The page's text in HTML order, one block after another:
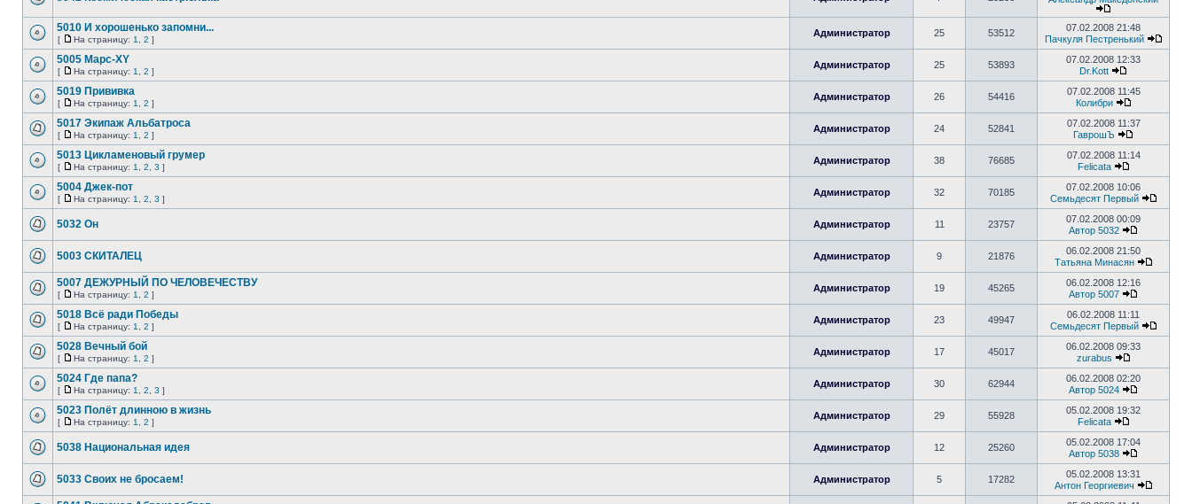
5010 И хорошенько запомни...
[ На страницу: 1 2 ]
Администратор 25 53512
07.02.2008 21:48
Пачкуля Пестренький
5005 Марс-XY
[ На страницу: 1 2 ]
Администратор 25 53893
07.02.2008 12:33
Dr.Kott
5019 Прививка
[ На страницу: 1 2 ]
Администратор 26 54416
07.02.2008 11:45
Колибри
5017 Экипаж Альбатроса
[ На страницу: 1 2 ]
Администратор 24 52841
07.02.2008 11:37
ГаврошЪ
5013 Цикламеновый грумер
[ На страницу: 1 2 3 ]
Администратор 38 76685
07.02.2008 11:14
Felicata
5004 Джек-пот
[ На страницу: 1 2 3 ]
Администратор 32 70185
07.02.2008 10:06
Семьдесят Первый
5032 Он Администратор 11 23757
07.02.2008 00:09
Автор 5032
5003 СКИТАЛЕЦ Администратор 9 21876
06.02.2008 21:50
Татьяна Минасян
5007 ДЕЖУРНЫЙ ПО ЧЕЛОВЕЧЕСТВУ
[ На страницу: 1 2 ]
Администратор 19 45265
06.02.2008 12:16
Автор 5007
5018 Всё ради Победы
[ На страницу: 1 2 ]
Администратор 23 49947
06.02.2008 11:11
Семьдесят Первый
5028 Вечный бой
[ На страницу: 1 2 ]
Администратор 17 45017
06.02.2008 09:33
zurabus
5024 Где папа?
[ На страницу: 1 2 3 ]
Администратор 30 62944
06.02.2008 02:20
Автор 5024
5023 Полёт длинною в жизнь
[ На страницу: 1 2 ]
Администратор 29 55928
05.02.2008 19:32
Felicata
5038 Национальная идея Администратор 12 25260
05.02.2008 17:04
Автор 5038
5033 Своих не бросаем! Администратор 5 17282
05.02.2008 13:31
Антон Георгиевич